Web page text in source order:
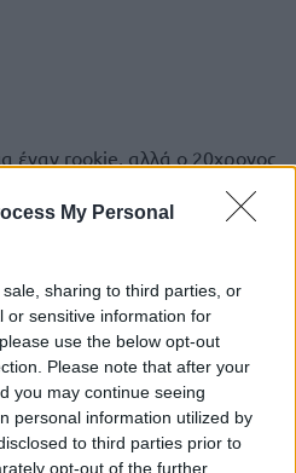
My Personal
sharing to third parties, or
or sensitive information for
use the below opt-out
Please note that after your
you may continue seeing
personal information utilized by
to third parties prior to
opt-out of the further
έναν rookie, αλλά ο 20χρονος
πρωτοεμφανιζόμενου δεν